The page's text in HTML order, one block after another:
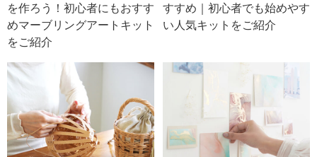
を作ろう！初心者にもおすす
めマーブリングアートキット
をご紹介
すすめ｜初心者でも始めやす
い人気キットをご紹介